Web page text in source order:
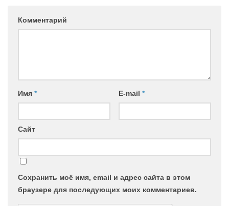
Комментарий
Имя * E-mail *
Сайт
Сохранить моё имя, email и адрес сайта в этом
браузере для последующих моих комментариев.